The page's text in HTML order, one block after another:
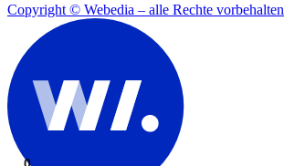
Copyright © Webedia – alle Rechte vorbehalten